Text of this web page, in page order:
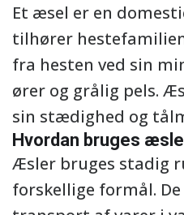
Et æsel er en
tilhører
fra hesten ved sin
ører og grålig pels.
sin stædighed og
Hvordan bruges
Æsler bruges stadig
forskellige formål.